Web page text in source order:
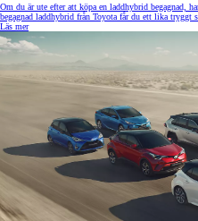
Om du är ute efter att köpa en laddhybrid begagnad,
begagnad laddhybrid från Toyota får du ett lika tryggt
Läs mer